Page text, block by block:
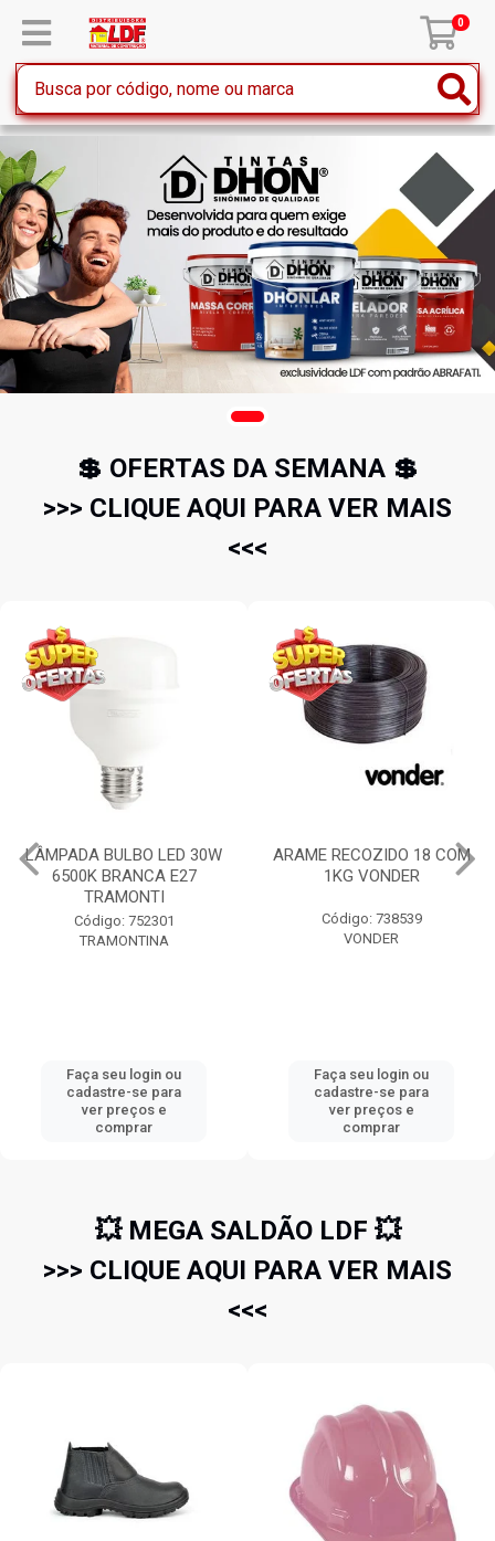
0
💲 OFERTAS DA SEMANA 💲
>>> CLIQUE AQUI PARA VER MAIS
<<<
LÂMPADA BULBO LED 30W
6500K BRANCA E27
TRAMONTI
Código: 752301
TRAMONTINA
Faça seu login ou
cadastre-se para
ver preços e
comprar
ARAME RECOZIDO 18 COM
1KG VONDER
Código: 738539
VONDER
Faça seu login ou
cadastre-se para
ver preços e
comprar
💥 MEGA SALDÃO LDF 💥
>>> CLIQUE AQUI PARA VER MAIS
<<<